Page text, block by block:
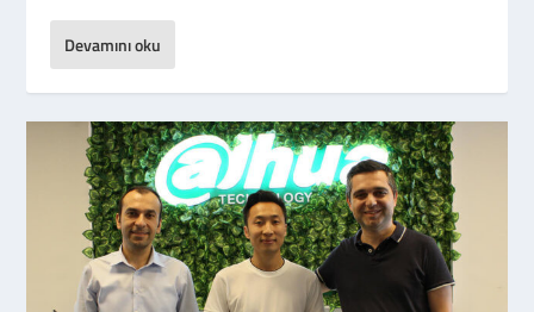
Devamını oku